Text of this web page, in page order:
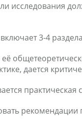
исследования
3-4
дается